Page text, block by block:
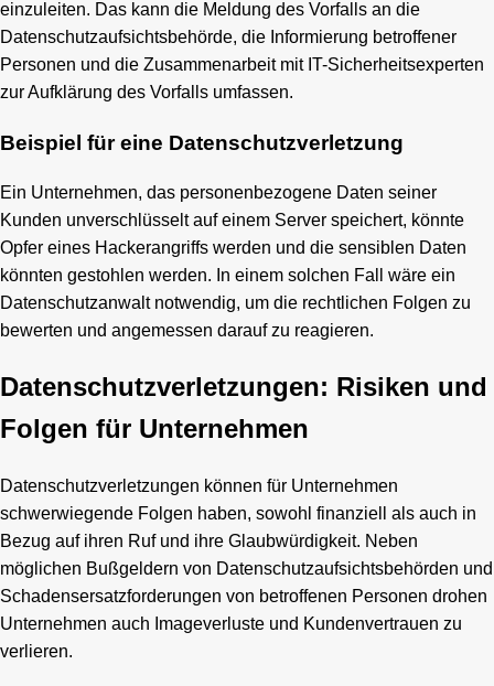
einzuleiten. Das kann die Meldung des Vorfalls an die
Datenschutzaufsichtsbehörde, die Informierung betroffener
Personen und die Zusammenarbeit mit IT-Sicherheitsexperten
zur Aufklärung des Vorfalls umfassen.
Beispiel für eine Datenschutzverletzung
Ein Unternehmen, das personenbezogene Daten seiner
Kunden unverschlüsselt auf einem Server speichert, könnte
Opfer eines Hackerangriffs werden und die sensiblen Daten
könnten gestohlen werden. In einem solchen Fall wäre ein
Datenschutzanwalt notwendig, um die rechtlichen Folgen zu
bewerten und angemessen darauf zu reagieren.
Datenschutzverletzungen: Risiken und
Folgen für Unternehmen
Datenschutzverletzungen können für Unternehmen
schwerwiegende Folgen haben, sowohl finanziell als auch in
Bezug auf ihren Ruf und ihre Glaubwürdigkeit. Neben
möglichen Bußgeldern von Datenschutzaufsichtsbehörden und
Schadensersatzforderungen von betroffenen Personen drohen
Unternehmen auch Imageverluste und Kundenvertrauen zu
verlieren.